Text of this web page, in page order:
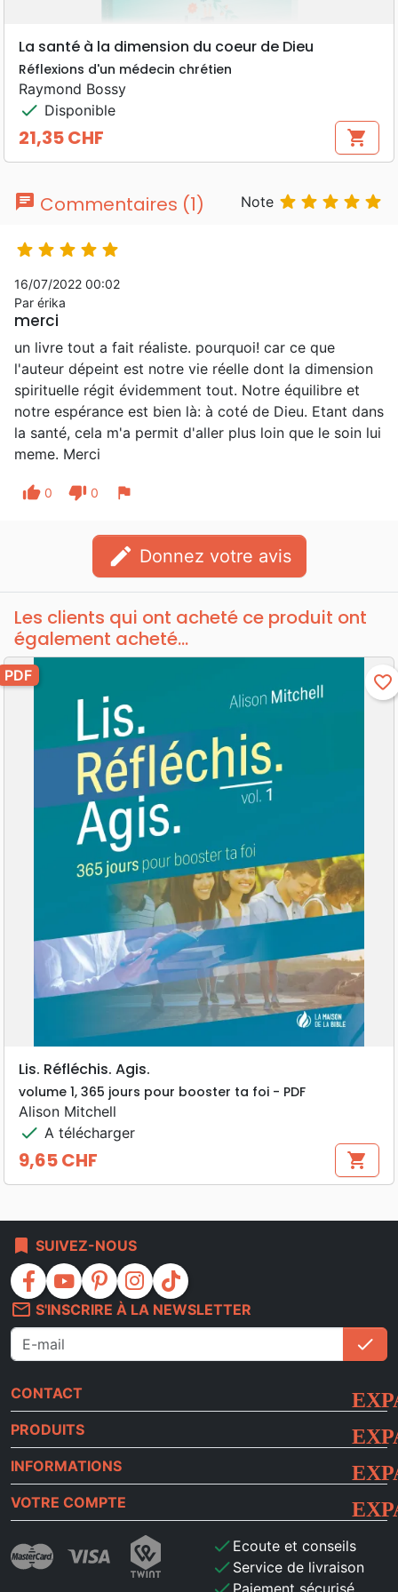
La santé à la dimension du coeur de Dieu
Réflexions d'un médecin chrétien
Raymond Bossy
check Disponible
Prix
21,35 CHF shopping_cart
chat Commentaires (1) Note     
    
16/07/2022 00:02
Par érika
merci
un livre tout a fait réaliste. pourquoi! car ce que
l'auteur dépeint est notre vie réelle dont la dimension
spirituelle régit évidemment tout. Notre équilibre et
notre espérance est bien là: à coté de Dieu. Etant dans
la santé, cela m'a permit d'aller plus loin que le soin lui
meme. Merci
thumb_up 0 thumb_down 0 flag
edit Donnez votre avis
Les clients qui ont acheté ce produit ont
également acheté...
PDF favorite_border
Lis. Réfléchis. Agis.
volume 1, 365 jours pour booster ta foi - PDF
Alison Mitchell
check A télécharger
Prix
9,65 CHF shopping_cart
bookmark SUIVEZ-NOUS
facebook youtube pinterest instagram
tiktok
mail_outline S'INSCRIRE À LA NEWSLETTER
check
CONTACT
PRODUITS
INFORMATIONS
VOTRE COMPTE
check Ecoute et conseils
check Service de livraison